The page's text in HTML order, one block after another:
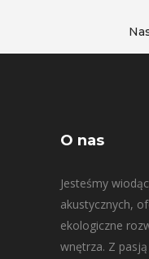
O nas
Jesteśmy
akustycznych,
ekologiczne
wnętrza. Z